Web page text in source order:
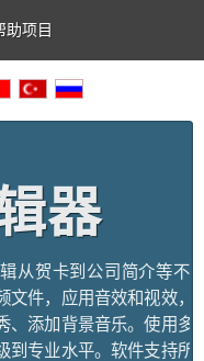
助项目
器
从贺卡到公司简介等不
文件，应用音效和视效，
、添加背景音乐。使用多
到专业水平。软件支持所